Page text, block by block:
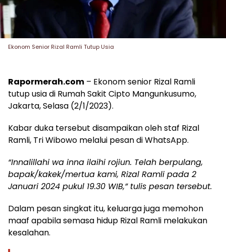
Ekonom Senior Rizal Ramli Tutup Usia
Rapormerah.com – Ekonom senior Rizal Ramli
tutup usia di Rumah Sakit Cipto Mangunkusumo,
Jakarta, Selasa (2/1/2023).
Kabar duka tersebut disampaikan oleh staf Rizal
Ramli, Tri Wibowo melalui pesan di WhatsApp.
“Innalillahi wa inna ilaihi rojiun. Telah berpulang,
bapak/kakek/mertua kami, Rizal Ramli pada 2
Januari 2024 pukul 19.30 WIB,” tulis pesan tersebut.
Dalam pesan singkat itu, keluarga juga memohon
maaf apabila semasa hidup Rizal Ramli melakukan
kesalahan.